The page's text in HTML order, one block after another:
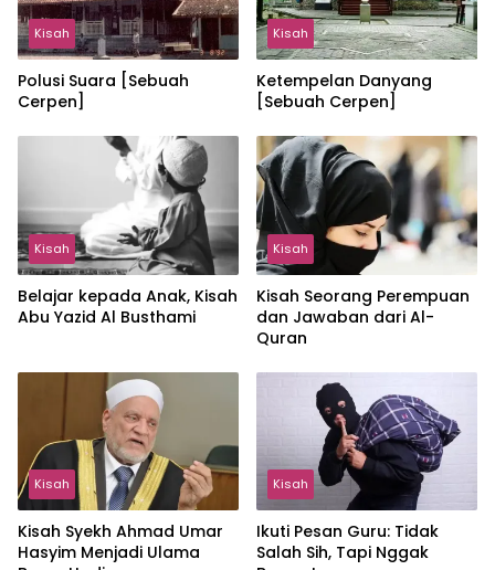
Kisah
Polusi Suara [Sebuah
Cerpen]
Kisah
Ketempelan Danyang
[Sebuah Cerpen]
Kisah
Belajar kepada Anak, Kisah
Abu Yazid Al Busthami
Kisah
Kisah Seorang Perempuan
dan Jawaban dari Al-
Quran
Kisah
Kisah Syekh Ahmad Umar
Hasyim Menjadi Ulama
Kisah
Ikuti Pesan Guru: Tidak
Salah Sih, Tapi Nggak